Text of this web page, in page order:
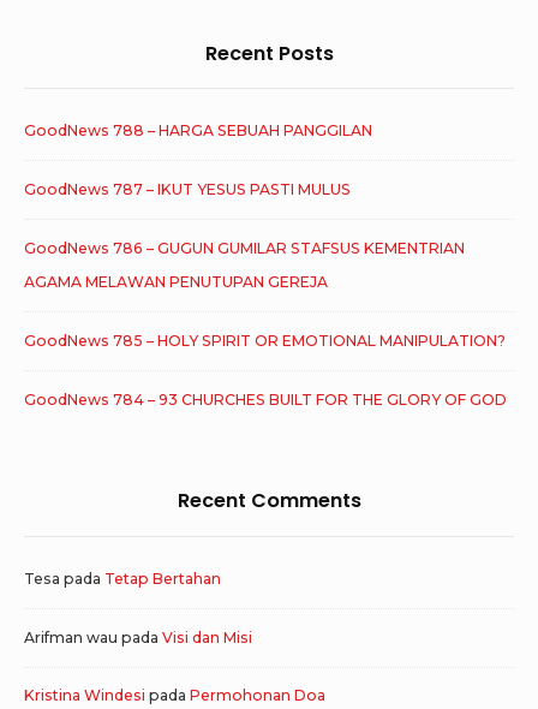
Recent Posts
GoodNews 788 – HARGA SEBUAH PANGGILAN
GoodNews 787 – IKUT YESUS PASTI MULUS
GoodNews 786 – GUGUN GUMILAR STAFSUS KEMENTRIAN
AGAMA MELAWAN PENUTUPAN GEREJA
GoodNews 785 – HOLY SPIRIT OR EMOTIONAL MANIPULATION?
GoodNews 784 – 93 CHURCHES BUILT FOR THE GLORY OF GOD
Recent Comments
Tesa pada Tetap Bertahan
Arifman wau pada Visi dan Misi
Kristina Windesi pada Permohonan Doa